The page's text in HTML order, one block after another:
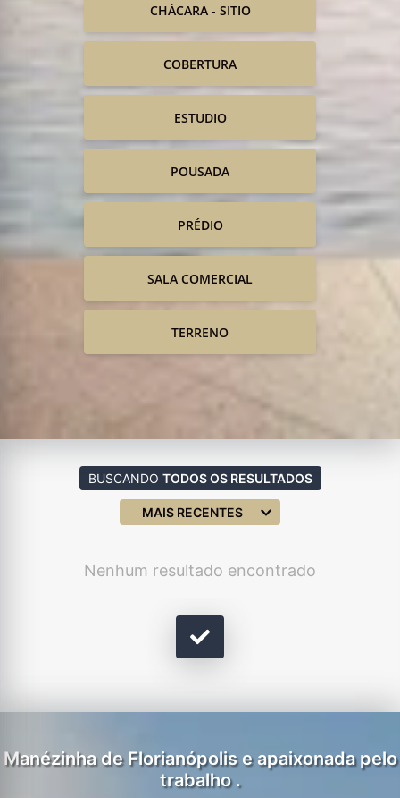
CHÁCARA - SITIO
COBERTURA
ESTUDIO
POUSADA
PRÉDIO
SALA COMERCIAL
TERRENO
BUSCANDO TODOS OS RESULTADOS
MAIS RECENTES
Nenhum resultado encontrado
Manézinha de Florianópolis e apaixonada pelo
trabalho .